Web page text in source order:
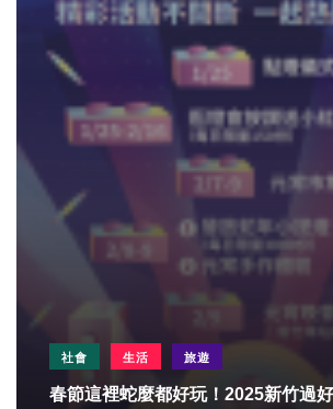
社會 生活 旅遊
春節這裡蛇麼都好玩！2025新竹過好年